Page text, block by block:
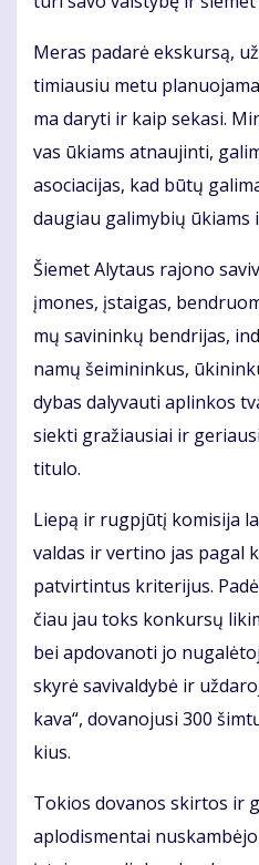
Me­ras pa­da­rė eks­kur­są,
ti­miau­siu me­tu
ma da­ry­ti ir kaip se­ka­si.
vas ūkiams at­nau­jin­ti,
aso­cia­ci­jas, kad bū­tų
dau­giau ga­li­my­bių ūkiams
Šie­met Aly­taus ra­jo­no
įmo­nes, įstai­gas,
mų sa­vi­nin­kų ben­dri­jas,
na­mų šei­mi­nin­kus,
dy­bas da­ly­vau­ti ap­lin­kos
siek­ti gra­žiau­siai ir
ti­tu­lo.
Lie­pą ir rug­pjū­tį ko­mi­si­ja
val­das ir ver­ti­no jas pa­gal
pa­tvir­tin­tus kri­te­ri­jus.
čiau jau toks kon­kur­sų
bei ap­do­va­no­ti jo
sky­rė sa­vi­val­dy­bė ir
ka­va“, do­va­no­ju­si 300
kius.
To­kios do­va­nos skir­tos ir
aplo­dis­mentai